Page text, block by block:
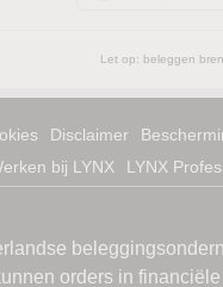
Let op: beleggen
Disclaimer
bij LYNX LYNX